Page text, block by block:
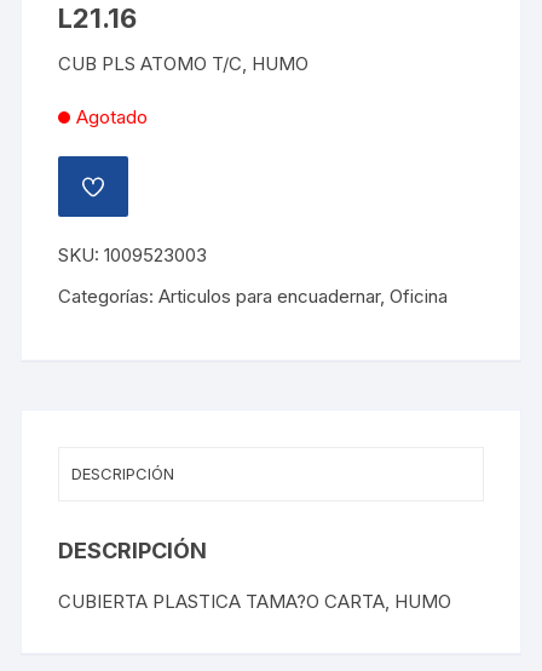
L21.16
CUB PLS ATOMO T/C, HUMO
Agotado
AÑADIR
A
LISTA
DE
DESEOS
SKU:1009523003
Categorías:Articulos para encuadernar,Oficina
DESCRIPCIÓN
DESCRIPCIÓN
CUBIERTA PLASTICA TAMA?O CARTA, HUMO